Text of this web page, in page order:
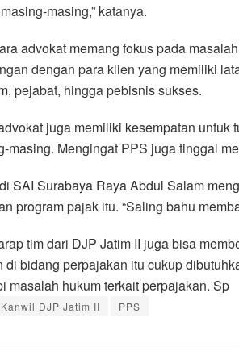
masing,” katanya.
advokat memang fokus pada
dengan para klien yang memiliki
pejabat, hingga pebisnis sukses.
juga memiliki kesempatan
masing. Mengingat PPS juga tinggal
SAI Surabaya Raya Abdul Salam
program pajak itu. “Saling bahu
tim dari DJP Jatim II juga bisa
di bidang perpajakan itu cukup
masalah hukum terkait perpajakan. Sp
Kanwil DJP Jatim II PPS